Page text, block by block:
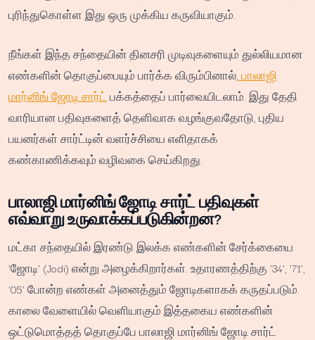
புரிந்துகொள்ள இது ஒரு முக்கிய கருவியாகும்.
நீங்கள் இந்த சந்தையின் தினசரி முடிவுகளையும் துல்லியமான
எண்களின் தொகுப்பையும் பார்க்க விரும்பினால், பாலாஜி
மார்னிங் ஜோடி சார்ட் பக்கத்தைப் பார்வையிடலாம். இது தேதி
வாரியான பதிவுகளைத் தெளிவாக வழங்குவதோடு, புதிய
பயனர்கள் சார்ட்டின் வளர்ச்சியை எளிதாகக்
கண்காணிக்கவும் வழிவகை செய்கிறது.
பாலாஜி மார்னிங் ஜோடி சார்ட் பதிவுகள்
எவ்வாறு உருவாக்கப்படுகின்றன?
மட்கா சந்தையில் இரண்டு இலக்க எண்களின் சேர்க்கையை
'ஜோடி' (Jodi) என்று அழைக்கிறார்கள். உதாரணத்திற்கு '34', '71',
'05' போன்ற எண்கள் அனைத்தும் ஜோடிகளாகக் கருதப்படும்.
காலை வேளையில் வெளியாகும் இத்தகைய எண்களின்
ஒட்டுமொத்தத் தொகுப்பே பாலாஜி மார்னிங் ஜோடி சார்ட்